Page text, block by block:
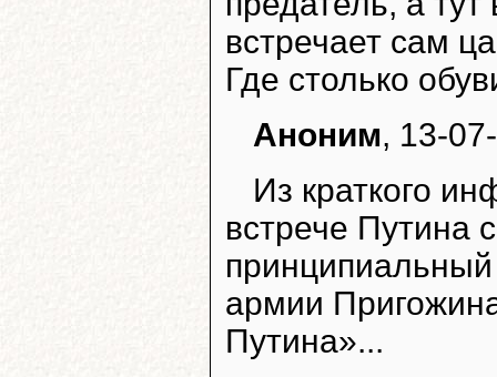
встречает сам
Где столько
Аноним, 13-
Из краткого
встрече Путина
армии
Путина»...